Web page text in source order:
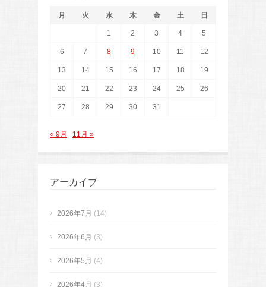
月 火 水 木 金 土 日
1 2 3 4 5
6 7 8 9 10 11 12
13 14 15 16 17 18 19
20 21 22 23 24 25 26
27 28 29 30 31
« 9月 11月 »
アーカイブ
2026年7月 (14)
2026年6月 (3)
2026年5月 (4)
2026年4月 (3)